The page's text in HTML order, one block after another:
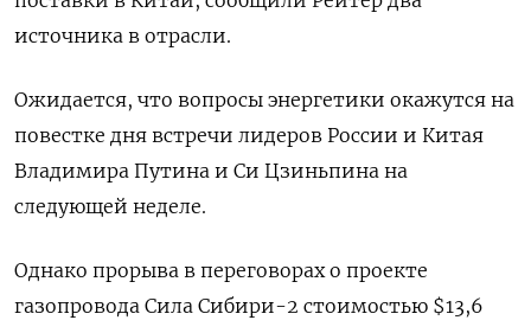
источника в отрасли.
Ожидается, что вопросы энергетики окажутся на
повестке дня встречи лидеров России и Китая
Владимира Путина и Си Цзиньпина на
следующей неделе.
Однако прорыва в переговорах о проекте
газопровода Сила Сибири-2 стоимостью $13,6